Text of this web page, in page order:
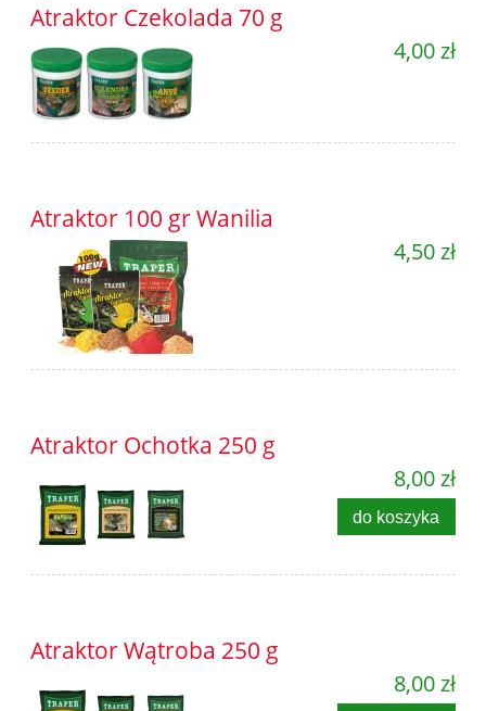
Atraktor Czekolada 70 g
4,00 zł
Atraktor 100 gr Wanilia
4,50 zł
Atraktor Ochotka 250 g
8,00 zł
do koszyka
Atraktor Wątroba 250 g
8,00 zł